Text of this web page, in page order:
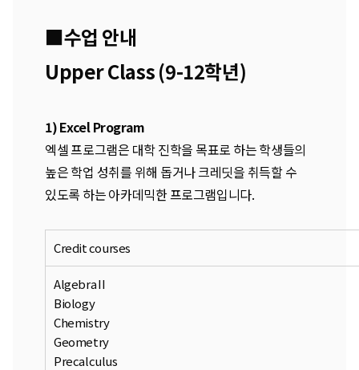
■수업 안내
Upper Class (9-12학년)
1) Excel Program
엑셀 프로그램은 대학 진학을 목표로 하는 학생들의
높은 학업 성취를 위해 돕거나 크레딧을 취득할 수
있도록 하는 아카데믹한 프로그램입니다.
Credit courses
Algebra II
Biology
Chemistry
Geometry
Precalculus